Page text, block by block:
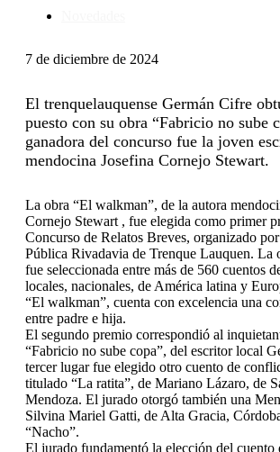
7 de diciembre de 2024
El trenquelauquense Germán Cifre
puesto con su obra “Fabricio no sube
ganadora del concurso fue la joven
mendocina Josefina Cornejo Stewart.
La obra “El walkman”, de la autora
Cornejo Stewart , fue elegida como primer
Concurso de Relatos Breves, organizado
Pública Rivadavia de Trenque Lauquen. La
fue seleccionada entre más de 560 cuentos
locales, nacionales, de América latina y
“El walkman”, cuenta con excelencia una
entre padre e hija.
El segundo premio correspondió al
“Fabricio no sube copa”, del escritor local
tercer lugar fue elegido otro cuento de
titulado “La ratita”, de Mariano Lázaro, de
Mendoza. El jurado otorgó también una
Silvina Mariel Gatti, de Alta Gracia,
“Nacho”.
El jurado fundamentó la elección del cuento